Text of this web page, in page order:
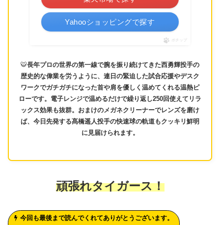
Yahooショッピングで探す
ポチップ
🐯長年プロの世界の第一線で腕を振り続けてきた西勇輝投手の
歴史的な偉業を労うように、連日の緊迫した試合応援やデスク
ワークでガチガチになった首や肩を優しく温めてくれる温熱ピ
ローです。電子レンジで温めるだけで繰り返し250回使えてリラ
ックス効果も抜群。おまけのメガネクリーナーでレンズを磨け
ば、今日先発する髙橋遥人投手の快速球の軌道もクッキリ鮮明
に見届けられます。
頑張れタイガース！
今回も最後まで読んでくれてありがとうございます。